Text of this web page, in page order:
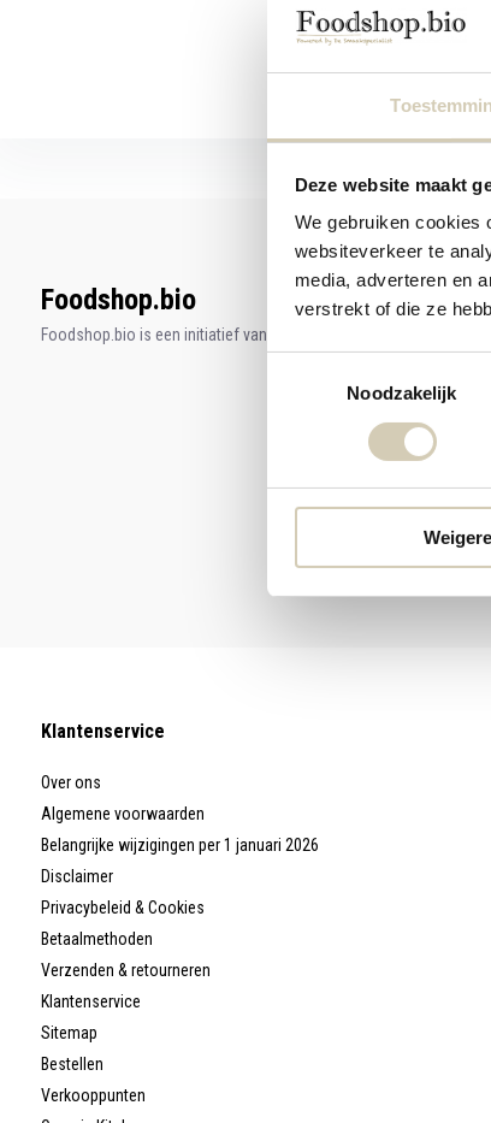
Deze website maakt
We gebruiken cookies
websiteverkeer te
media, adverteren en
verstrekt of die ze
Noodzakelijk
Foodshop.bio
Foodshop.bio is een initiatief van de Smaakspecialist
Klantenservice
Over ons
Algemene voorwaarden
Belangrijke wijzigingen per 1 januari 2026
Disclaimer
Privacybeleid & Cookies
Betaalmethoden
Verzenden & retourneren
Klantenservice
Sitemap
Bestellen
Verkooppunten